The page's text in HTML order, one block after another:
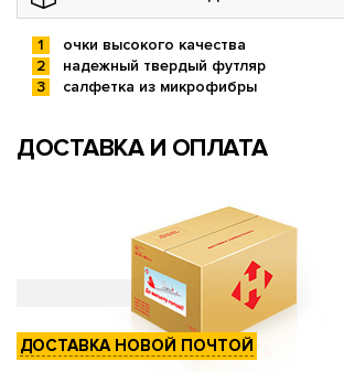
очки высокого качества
надежный твердый футляр
салфетка из микрофибры
ДОСТАВКА И ОПЛАТА
ДОСТАВКА НОВОЙ ПОЧТОЙ